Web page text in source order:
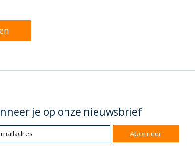
je op onze nieuwsbrief
Abonneer